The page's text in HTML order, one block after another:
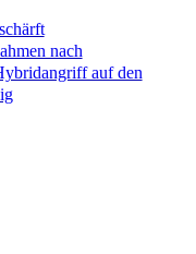
nach
auf den